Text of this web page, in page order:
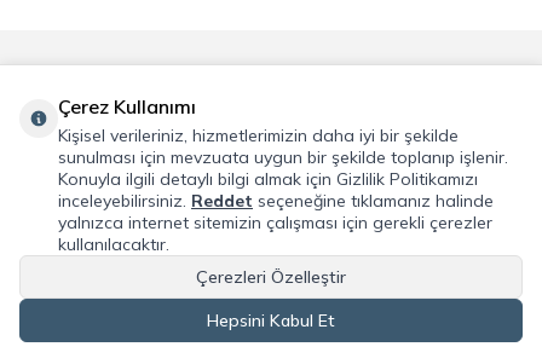
Hızlı Erişim
T-SoftE-TicaretSistemleriyle Hazırlanmıştır.
Çerez Kullanımı
Kişisel verileriniz, hizmetlerimizin daha iyi bir şekilde
sunulması için mevzuata uygun bir şekilde toplanıp işlenir.
Konuyla ilgili detaylı bilgi almak için Gizlilik Politikamızı
inceleyebilirsiniz. Reddet seçeneğine tıklamanız halinde
yalnızca internet sitemizin çalışması için gerekli çerezler
kullanılacaktır.
Çerezleri Özelleştir
Hepsini Kabul Et